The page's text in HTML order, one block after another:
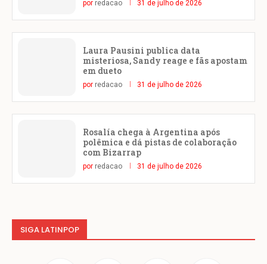
por redacao 31 de julho de 2026
Laura Pausini publica data
misteriosa, Sandy reage e fãs apostam
em dueto
por redacao 31 de julho de 2026
Rosalía chega à Argentina após
polêmica e dá pistas de colaboração
com Bizarrap
por redacao 31 de julho de 2026
SIGA LATINPOP